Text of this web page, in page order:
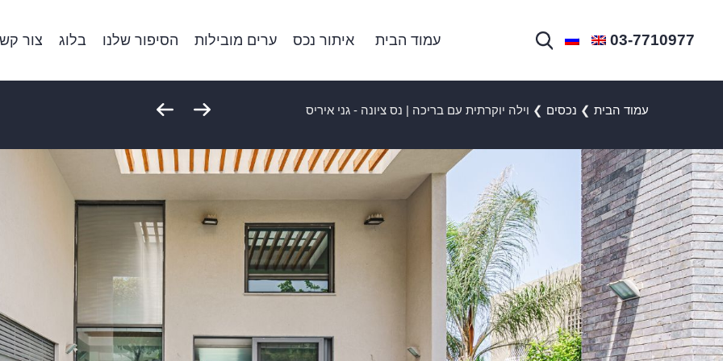
עמוד הבית איתור נכס ערים מובילות הסיפור שלנו בלוג צור 03-7710977
עמוד הבית ❯ נכסים ❯ וילה יוקרתית עם בריכה | נס ציונה - גני איריס